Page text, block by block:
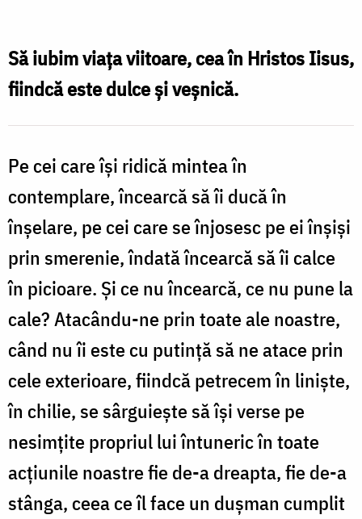
Să iubim viaţa viitoare, cea în Hristos Iisus,
fiindcă este dulce şi veşnică.
Pe cei care îşi ridică mintea în
contemplare, încearcă să îi ducă în
înşelare, pe cei care se înjosesc pe ei înşişi
prin smerenie, îndată încearcă să îi calce
în picioare. Şi ce nu încearcă, ce nu pune la
cale? Atacându-ne prin toate ale noastre,
când nu îi este cu putinţă să ne atace prin
cele exterioare, fiindcă petrecem în linişte,
în chilie, se sârguieşte să îşi verse pe
nesimţite propriul lui întuneric în toate
acţiunile noastre fie de-a dreapta, fie de-a
stânga, ceea ce îl face un duşman cumplit